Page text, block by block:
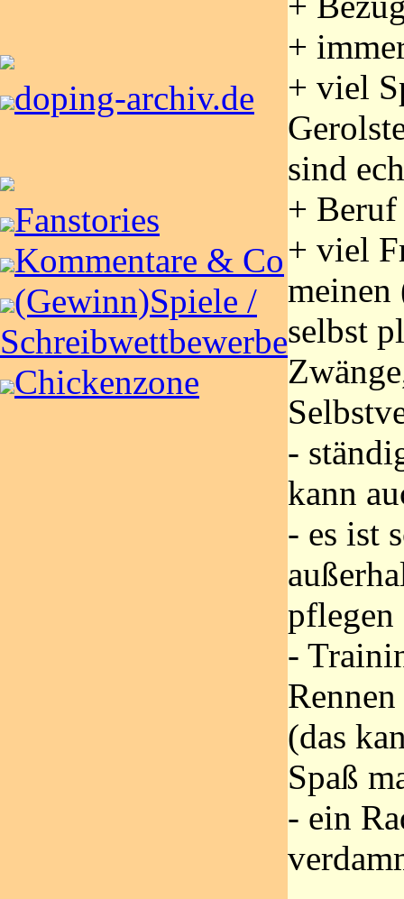
doping-archiv.de
Fanstories
Kommentare & Co
(Gewinn)Spiele /
Schreibwettbewerbe
Chickenzone
+
+ viel
sind
+
+ viel
meinen
selbst
-
kann
- es ist
pflegen
-
(das
Spaß
- ein